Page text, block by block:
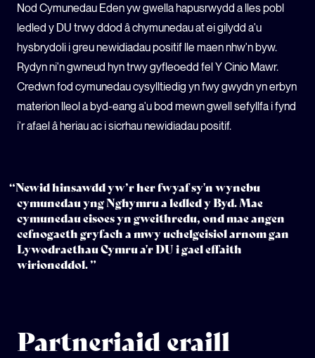
Nod Cymunedau Eden yw gwella hapusrwydd a lles pobl
ledled y DU trwy ddod â chymunedau at ei gilydd a'u
hysbrydoli i greu newidiadau positif lle maen nhw'n byw.
Rydyn ni'n gwneud hyn trwy gyfleoedd fel Y Cinio Mawr.
Credwn fod cymunedau cysylltiedig yn fwy gwydn yn erbyn
materion lleol a byd-eang a'u bod mewn gwell sefyllfa i fynd
i'r afael â heriau ac i sicrhau newidiadau positif.
“Newid hinsawdd yw’r her fwyaf sy'n wynebu
cymunedau yng Nghymru a ledled y Byd. Mae
cymunedau eisoes yn gweithredu, ond mae angen
cefnogaeth gryfach a mwy uchelgeisiol arnom gan
Lywodraethau Cymru a'r DU i gael effaith
wirioneddol. ”
Partneriaid eraill